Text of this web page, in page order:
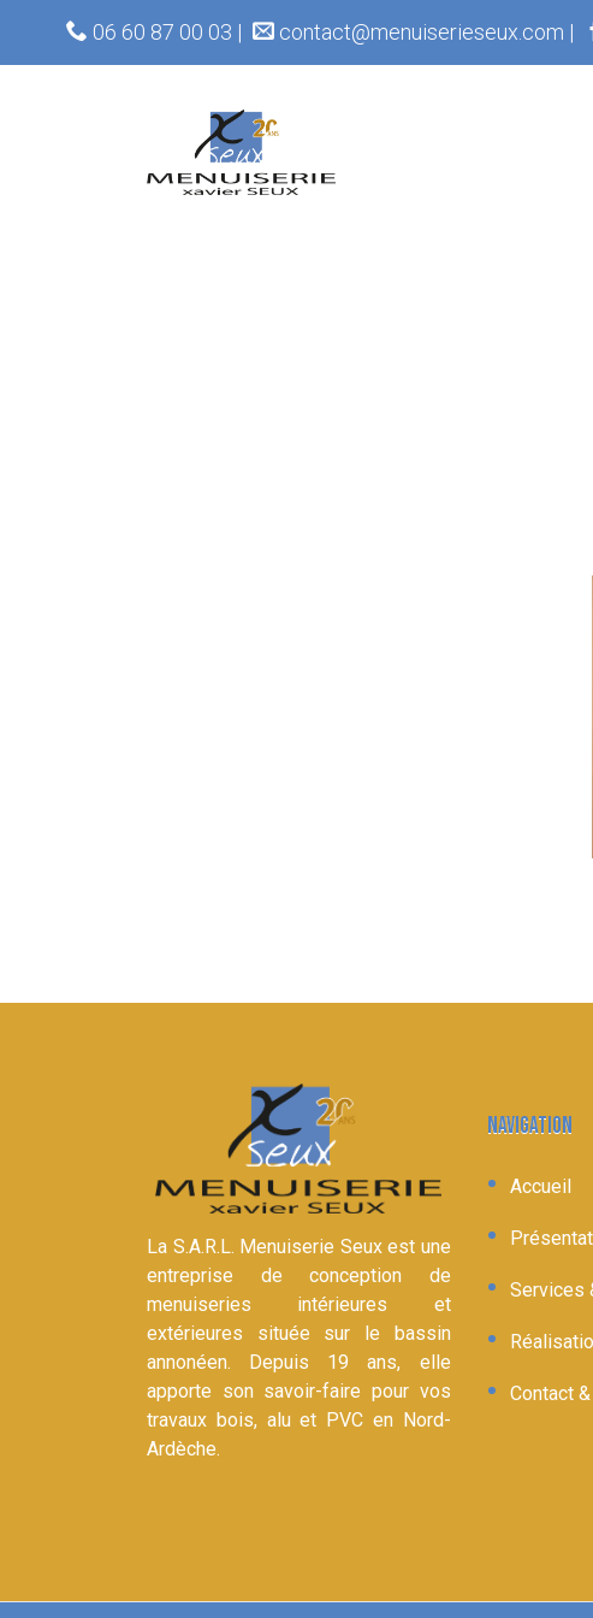
06 60 87 00 03 | contact@menuiserieseux.com |
La S.A.R.L. Menuiserie Seux est une
entreprise de conception de
menuiseries intérieures et
extérieures située sur le bassin
annonéen. Depuis 19 ans, elle
apporte son savoir-faire pour vos
travaux bois, alu et PVC en Nord-
Ardèche.
NAVIGATION
Accueil
Services
Contact